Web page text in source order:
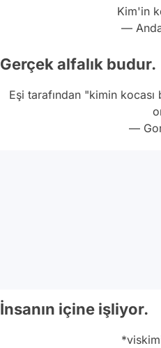
Kim'in
—
Gerçek alfalık budur.
Eşi tarafından "kimin
—
İnsanın içine işliyor.